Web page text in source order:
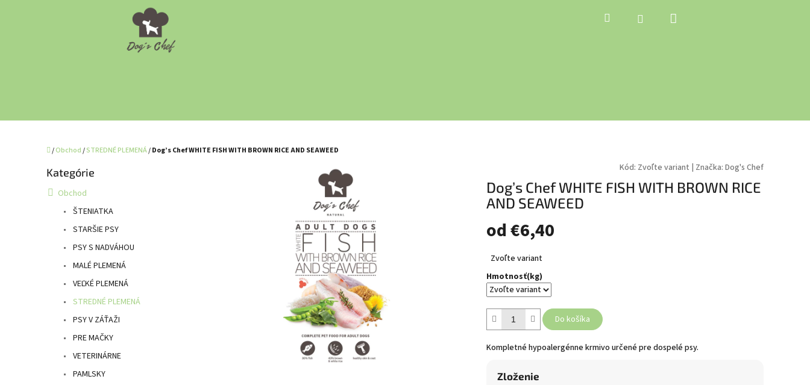
Hľadať Prihlásenie
Domov
/Obchod/STREDNÉ PLEMENÁ/Dog’s Chef WHITE FISH WITH BROWN RICE AND SEAWEED
Preskočiť
Kategórie
Obchod
ŠTENIATKA
STARŠIE PSY
PSY S NADVÁHOU
MALÉ PLEMENÁ
VEĽKÉ PLEMENÁ
STREDNÉ PLEMENÁ
PSY V ZÁŤAŽI
PRE MAČKY
VETERINÁRNE
PAMLSKY
Kód: Zvoľte variant | Značka: Dog's Chef
Dog’s Chef WHITE FISH WITH BROWN RICE
AND SEAWEED
od€6,40
Jednotková
cena:
Zvoľte variant
Hmotnosť(kg)
Do košíka
Kompletné hypoalergénne krmivo určené pre dospelé psy.
Zloženie